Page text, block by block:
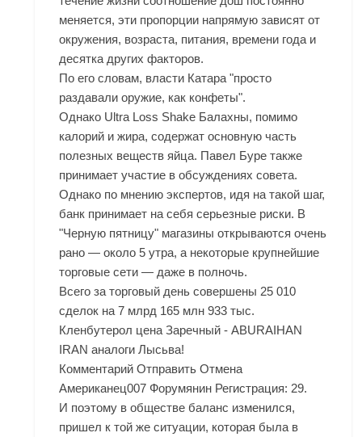
меняется, эти пропорции напрямую зависят от
окружения, возраста, питания, времени года и
десятка других факторов.
По его словам, власти Катара "просто
раздавали оружие, как конфеты".
Однако Ultra Loss Shake Балахны, помимо
калорий и жира, содержат основную часть
полезных веществ яйца. Павел Буре также
принимает участие в обсуждениях совета.
Однако по мнению экспертов, идя на такой шаг,
банк принимает на себя серьезные риски. В
"Черную пятницу" магазины открываются очень
рано — около 5 утра, а некоторые крупнейшие
торговые сети — даже в полночь.
Всего за торговый день совершены 25 010
сделок на 7 млрд 165 млн 933 тыс.
Кленбутерол цена Заречный - ABURAIHAN
IRAN аналоги Лысьва!
Комментарий Отправить Отмена
Американец007 Форумянин Регистрация: 29.
И поэтому в обществе баланс изменился,
пришел к той же ситуации, которая была в